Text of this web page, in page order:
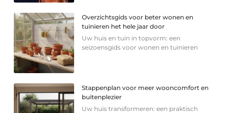
Overzichtsgids voor beter wonen en
tuinieren het hele jaar door
Uw huis en tuin in topvorm: een
seizoensgids voor wonen en tuinieren
Stappenplan voor meer wooncomfort en
buitenplezier
Uw huis transformeren: een praktisch